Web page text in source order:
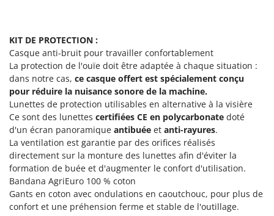
Ripartrak
Ritter
River Systems
Robomow
Rossofuoco
Rover Pompe
Royal Food
Ryobi
S
S.T.P.
KIT DE PROTECTION :
Casque anti-bruit pour travailler confortablement
La protection de l'ouïe doit être adaptée à chaque situation :
dans notre cas, ce casque offert est spécialement conçu
pour réduire la nuisance sonore de la machine.
Lunettes de protection utilisables en alternative à la visière
Ce sont des lunettes certifiées CE en polycarbonate doté
d'un écran panoramique antibuée et anti-rayures.
La ventilation est garantie par des orifices réalisés
directement sur la monture des lunettes afin d'éviter la
formation de buée et d'augmenter le confort d'utilisation.
Bandana AgriEuro 100 % coton
Gants en coton avec ondulations en caoutchouc, pour plus de
confort et une préhension ferme et stable de l'outillage.